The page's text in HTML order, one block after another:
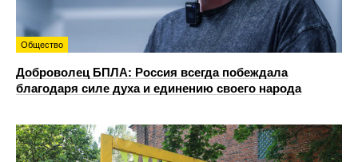
Общество
Доброволец БПЛА: Россия всегда побеждала
благодаря силе духа и единению своего народа